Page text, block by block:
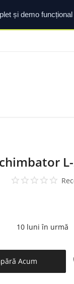
și demo funcțional
10 luni în urmă
Acum